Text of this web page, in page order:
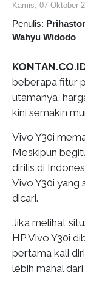
Kamis, 07 Oktober
Penulis:
Wahyu Widodo
beberapa fitur
utamanya,
kini semakin
Vivo Y30i
Meskipun
dirilis di
Vivo Y30i yang
dicari.
Jika melihat
HP Vivo Y30i
pertama kali
lebih mahal dari